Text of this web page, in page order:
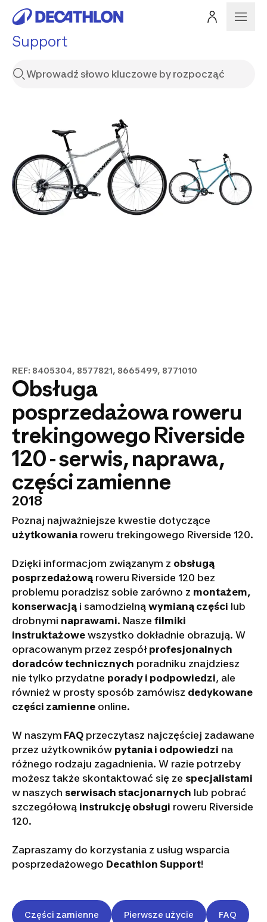
Support
REF: 8405304, 8577821, 8665499, 8771010
Obsługa
posprzedażowa roweru
trekingowego Riverside
120 - serwis, naprawa,
części zamienne
2018
Poznaj najważniejsze kwestie dotyczące
użytkowania roweru trekingowego Riverside 120.
Dzięki informacjom związanym z obsługą
posprzedażową roweru Riverside 120 bez
problemu poradzisz sobie zarówno z montażem,
konserwacją i samodzielną wymianą części lub
drobnymi naprawami. Nasze filmiki
instruktażowe wszystko dokładnie obrazują. W
opracowanym przez zespół profesjonalnych
doradców technicznych poradniku znajdziesz
nie tylko przydatne porady i podpowiedzi, ale
również w prosty sposób zamówisz dedykowane
części zamienne online.
W naszym FAQ przeczytasz najczęściej zadawane
przez użytkowników pytania i odpowiedzi na
różnego rodzaju zagadnienia. W razie potrzeby
możesz także skontaktować się ze specjalistami
w naszych serwisach stacjonarnych lub pobrać
szczegółową instrukcję obsługi roweru Riverside
120.
Zapraszamy do korzystania z usług wsparcia
posprzedażowego Decathlon Support!
Części zamienne Pierwsze użycie FAQ